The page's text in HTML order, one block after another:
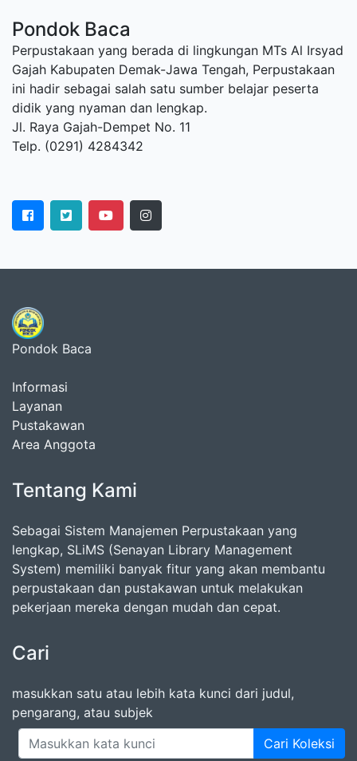
Pondok Baca
Perpustakaan yang berada di lingkungan MTs Al Irsyad
Gajah Kabupaten Demak-Jawa Tengah, Perpustakaan
ini hadir sebagai salah satu sumber belajar peserta
didik yang nyaman dan lengkap.
Jl. Raya Gajah-Dempet No. 11
Telp. (0291) 4284342
Pondok Baca
Informasi
Layanan
Pustakawan
Area Anggota
Tentang Kami
Sebagai Sistem Manajemen Perpustakaan yang
lengkap, SLiMS (Senayan Library Management
System) memiliki banyak fitur yang akan membantu
perpustakaan dan pustakawan untuk melakukan
pekerjaan mereka dengan mudah dan cepat.
Cari
masukkan satu atau lebih kata kunci dari judul,
pengarang, atau subjek
Cari Koleksi